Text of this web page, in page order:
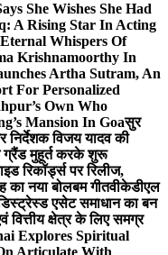
She Wishes She Had
A Rising Star In Acting
Whispers Of
Krishnamoorthy In
Artha Sutram, An
For Personalized
Own Who
Mansion In Goaसुर
निर्देशक विजय यादव की
ग्रैंड मुहूर्त करके शुरू
रिकॉर्ड्स पर रिलीज,
का नया बोलबम गीतवीकेडीएल
एसेट समाधान का बन
वित्तीय क्षेत्र के लिए समग्र
Explores Spiritual